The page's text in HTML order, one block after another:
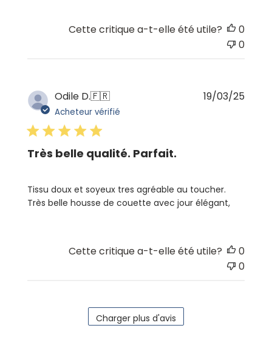
Cette critique a-t-elle été utile?
0
0
Odile D.🇫🇷
Acheteur vérifié
Très belle qualité. Parfait.
Tissu doux et soyeux tres agréable au toucher.
Très belle housse de couette avec jour élégant,
19/03/25
Cette critique a-t-elle été utile?
0
0
Charger plus d'avis